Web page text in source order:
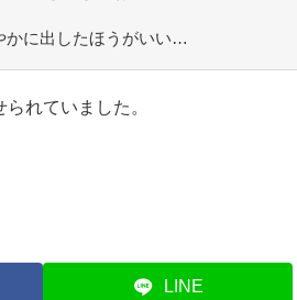
かに出したほうがいい…
れていました。
LINE